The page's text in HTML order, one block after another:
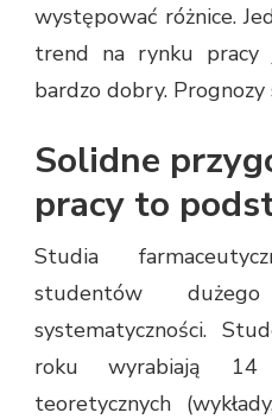
występować różnice.
trend na rynku pracy
bardzo dobry.
Solidne
pracy to
Studia
studentów
systematyczności.
roku wyrabiają
teoretycznych